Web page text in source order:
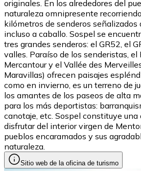
originales. En los alrededores del
naturaleza omnipresente
kilómetros de senderos señalizados
incluso a caballo. Sospel se
tres grandes senderos: el GR52, el
valles. Paraíso de los senderistas, el
Mercantour y el Vallée des
Maravillas) ofrecen paisajes
como en invierno, es un terreno de
los amantes de los paseos de alta
para los más deportistas:
canotaje, etc. Sospel constituye una
disfrutar del interior virgen de
pueblos encaramados y sus
naturaleza.
Sitio web de la oficina de turismo